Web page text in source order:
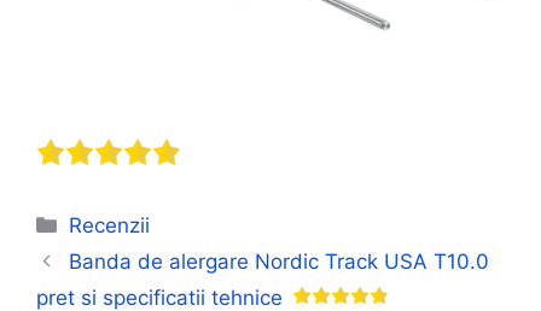
Categorii
Recenzii
Banda de alergare Nordic Track USA T10.0
pret si specificatii tehnice